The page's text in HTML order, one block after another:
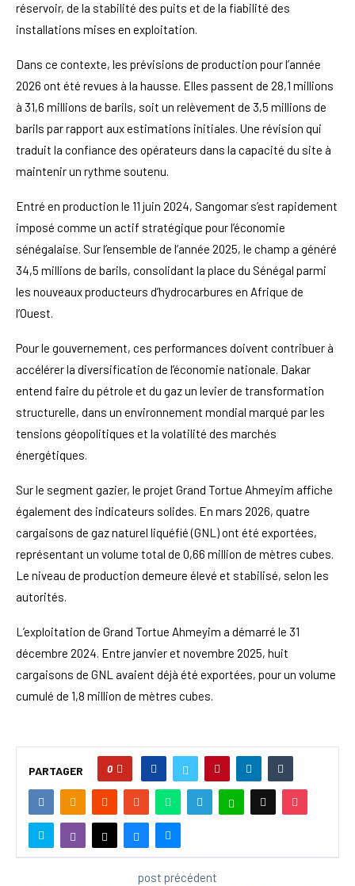
réservoir, de la stabilité des puits et de la fiabilité des
installations mises en exploitation.
Dans ce contexte, les prévisions de production pour l’année
2026 ont été revues à la hausse. Elles passent de 28,1 millions
à 31,6 millions de barils, soit un relèvement de 3,5 millions de
barils par rapport aux estimations initiales. Une révision qui
traduit la confiance des opérateurs dans la capacité du site à
maintenir un rythme soutenu.
Entré en production le 11 juin 2024, Sangomar s’est rapidement
imposé comme un actif stratégique pour l’économie
sénégalaise. Sur l’ensemble de l’année 2025, le champ a généré
34,5 millions de barils, consolidant la place du Sénégal parmi
les nouveaux producteurs d’hydrocarbures en Afrique de
l’Ouest.
Pour le gouvernement, ces performances doivent contribuer à
accélérer la diversification de l’économie nationale. Dakar
entend faire du pétrole et du gaz un levier de transformation
structurelle, dans un environnement mondial marqué par les
tensions géopolitiques et la volatilité des marchés
énergétiques.
Sur le segment gazier, le projet Grand Tortue Ahmeyim affiche
également des indicateurs solides. En mars 2026, quatre
cargaisons de gaz naturel liquéfié (GNL) ont été exportées,
représentant un volume total de 0,66 million de mètres cubes.
Le niveau de production demeure élevé et stabilisé, selon les
autorités.
L’exploitation de Grand Tortue Ahmeyim a démarré le 31
décembre 2024. Entre janvier et novembre 2025, huit
cargaisons de GNL avaient déjà été exportées, pour un volume
cumulé de 1,8 million de mètres cubes.
PARTAGER 0
post précédent